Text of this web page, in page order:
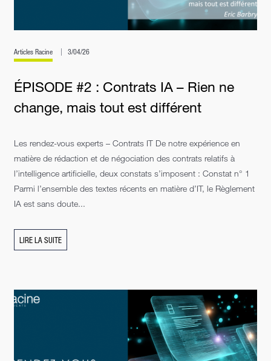
Articles Racine 3/04/26
ÉPISODE #2 : Contrats IA – Rien ne
change, mais tout est différent
Les rendez-vous experts – Contrats IT De notre expérience en
matière de rédaction et de négociation des contrats relatifs à
l’intelligence artificielle, deux constats s’imposent : Constat n° 1
Parmi l’ensemble des textes récents en matière d’IT, le Règlement
IA est sans doute...
LIRE LA SUITE